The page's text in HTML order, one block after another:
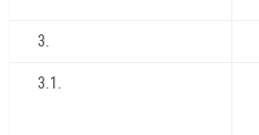
3.
3.1.